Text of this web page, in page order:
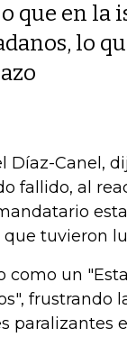
que en la
lo
Díaz-Canel,
fallido, al
tuvieron
como un
frustrando
paralizantes